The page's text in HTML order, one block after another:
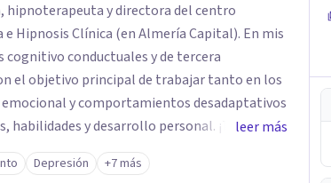
hipnoterapeuta y directora del centro
Clínica (en Almería Capital). En mis
conductuales y de tercera
el objetivo principal de trabajar tanto en los
y comportamientos desadaptativos
habilidades y desarrollo personal. ¡Tus
principal es que
siendo consciente de que cada
leer más
Depresión +7 más